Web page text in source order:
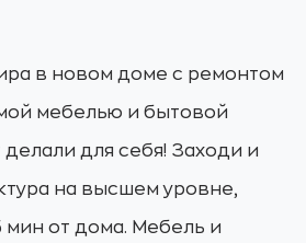
в новом доме с ремонтом
мебелью и бытовой
для себя! Заходи и
на высшем уровне,
мин от дома. Мебель и